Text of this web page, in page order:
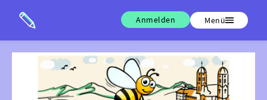
Anmelden Menü